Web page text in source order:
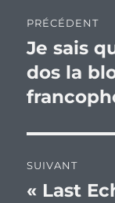
de
l’article
PRÉCÉDENT
Publication
précédente :
Je sais
dos la
SUIVANT
Publication
« Last